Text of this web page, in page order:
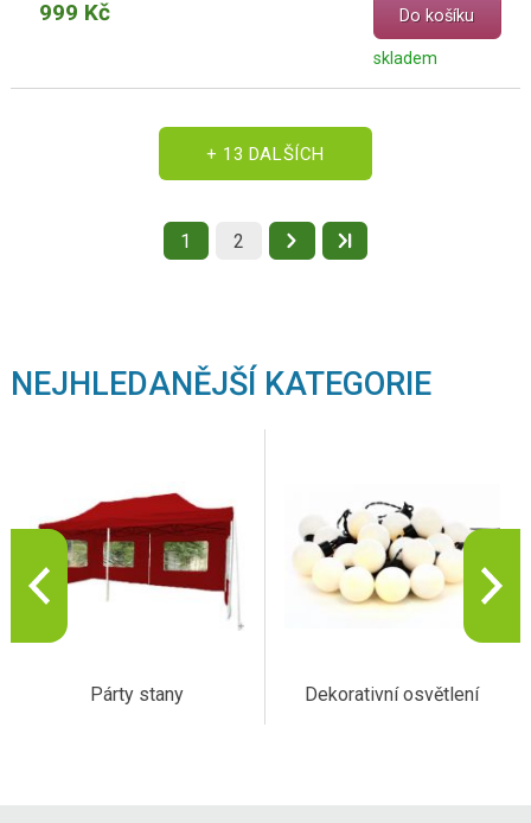
999 Kč Do košíku
skladem
+ 13 DALŠÍCH
1 2
NEJHLEDANĚJŠÍ KATEGORIE
Párty stany Dekorativní osvětlení